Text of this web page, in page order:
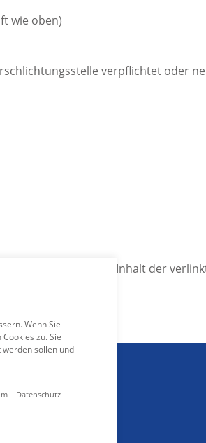
wie oben)
verpflichtet oder
Links. Für den Inhalt der
Wenn Sie
zu. Sie
werden sollen und
Datenschutz